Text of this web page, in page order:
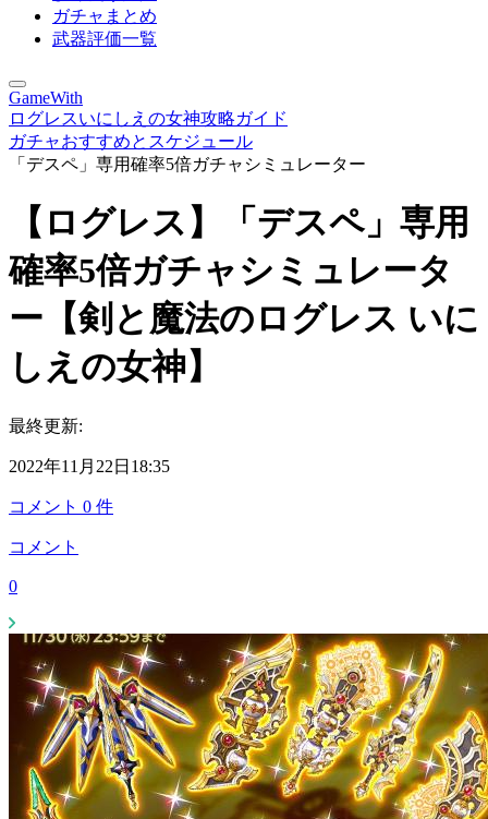
ガチャまとめ
武器評価一覧
GameWith
ログレスいにしえの女神攻略ガイド
ガチャおすすめとスケジュール
「デスペ」専用確率5倍ガチャシミュレーター
【ログレス】「デスペ」専用
確率5倍ガチャシミュレータ
ー【剣と魔法のログレス いに
しえの女神】
最終更新:
2022年11月22日18:35
コメント 0 件
コメント
0